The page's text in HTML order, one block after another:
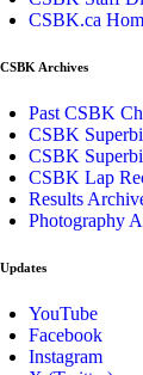
CSBK.ca
CSBK Archives
Past CSBK
CSBK
CSBK
CSBK Lap
Results
Photography
Updates
YouTube
Facebook
Instagram